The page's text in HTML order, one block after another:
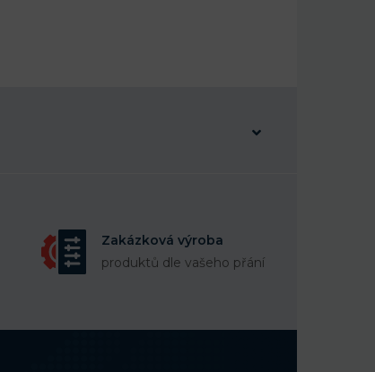
Zakázková výroba
produktů dle vašeho přání